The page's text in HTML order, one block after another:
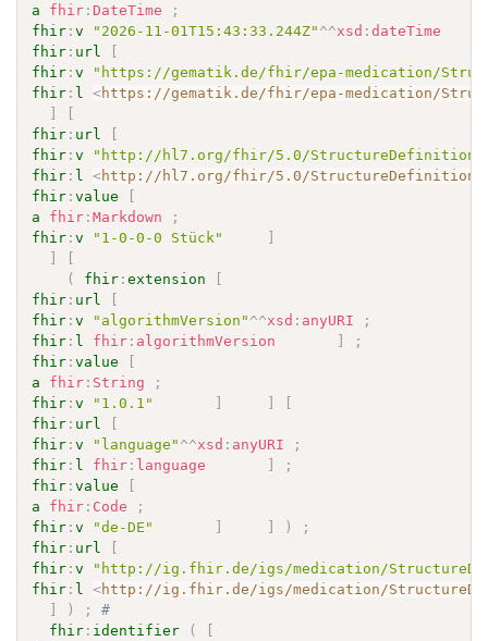
a
fhir : DateTime
;
fhir :v "2026-11-01T15:43:33.244Z" ^^xsd :dateTime
fhir : url
fhir :v
"https://gematik.de/fhir/epa-medication/
fhir : l <https://gematik.de/fhir/epa-medication/
fhir : url
fhir :v
"http://hl7.org/fhir/5.0/StructureDefinition/
fhir : l <http://hl7.org/fhir/5.0/StructureDefinition/
fhir :value
a
fhir :Markdown
;
fhir :v "1-0-0-0 Stück"
(
fhir :extension
fhir : url
fhir :v "algorithmVersion" ^^xsd : anyURI
;
fhir : l fhir : algorithmVersion
;
fhir :value
a
fhir : String
;
fhir :v "1.0.1"
fhir : url
fhir :v "language" ^^xsd : anyURI
;
fhir : l fhir : language
;
fhir :value
a
fhir : Code
;
fhir :v "de-DE" )
;
fhir : url
fhir :v
"http://ig.fhir.de/igs/medication/
fhir : l <http://ig.fhir.de/igs/medication/
) ;
#
fhir : identifier (